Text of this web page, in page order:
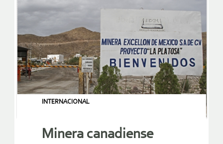
INTERNACIONAL
Minera canadiense